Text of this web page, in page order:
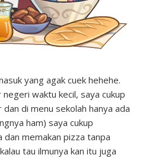
yang agak cuek hehehe.
waktu kecil, saya cukup
dan di menu sekolah hanya ada
ham) saya cukup
dan memakan pizza tanpa
tau ilmunya kan itu juga